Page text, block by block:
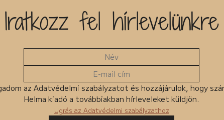
Iratkozz fel hírlevelünkre
az Adatvédelmi szabályzatot és hozzájárulok, hogy
Helma kiadó a továbbiakban hírleveleket küldjön.
Ugrás az Adatvédelmi szabályzathoz